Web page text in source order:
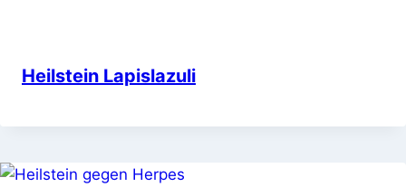
Heilstein Lapislazuli